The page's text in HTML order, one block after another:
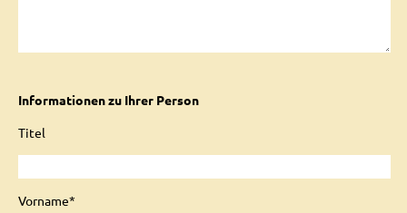
Informationen zu Ihrer Person
Titel
Vorname*